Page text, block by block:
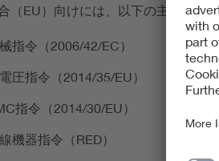
（EU）向けには、以下の主要指令
指令（2006/42/EC）
圧指令（2014/35/EU）
指令（2014/30/EU）
機器指令（RED）